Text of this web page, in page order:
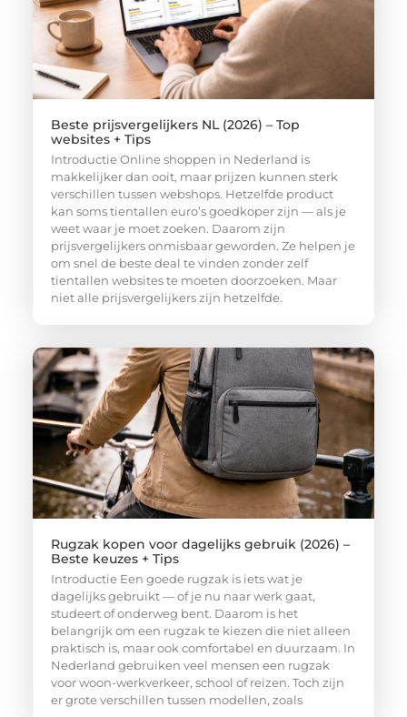
Beste prijsvergelijkers NL (2026) – Top
websites + Tips
Introductie Online shoppen in Nederland is
makkelijker dan ooit, maar prijzen kunnen sterk
verschillen tussen webshops. Hetzelfde product
kan soms tientallen euro’s goedkoper zijn — als je
weet waar je moet zoeken. Daarom zijn
prijsvergelijkers onmisbaar geworden. Ze helpen je
om snel de beste deal te vinden zonder zelf
tientallen websites te moeten doorzoeken. Maar
niet alle prijsvergelijkers zijn hetzelfde.
Rugzak kopen voor dagelijks gebruik (2026) –
Beste keuzes + Tips
Introductie Een goede rugzak is iets wat je
dagelijks gebruikt — of je nu naar werk gaat,
studeert of onderweg bent. Daarom is het
belangrijk om een rugzak te kiezen die niet alleen
praktisch is, maar ook comfortabel en duurzaam. In
Nederland gebruiken veel mensen een rugzak
voor woon-werkverkeer, school of reizen. Toch zijn
er grote verschillen tussen modellen, zoals